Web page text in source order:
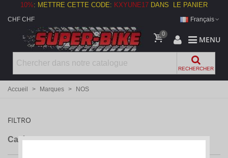
10%: METTRE CETTE CODE: KXYUNE17 DANS LE PANIER
CHF CHF Français
0
MENU
RECHERCHER
Accueil > Marques > NOS
FILTRO
Catégories